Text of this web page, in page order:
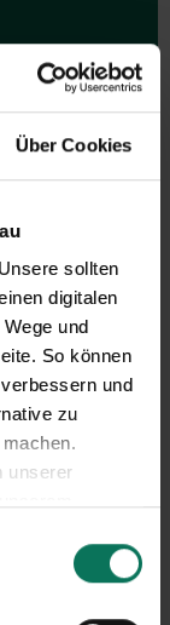
Über Cookies
sollten
digitalen
und
So können
und
zu
unserer
Cookie-
Informationen
und Balkon.